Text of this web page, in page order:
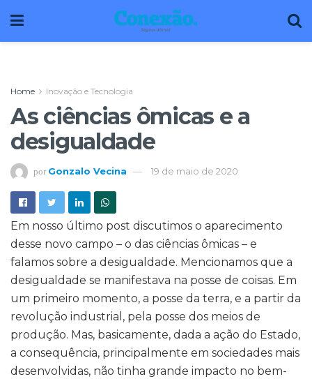
Home Inovação e Tecnologia
As ciências ômicas e a
desigualdade
por Gonzalo Vecina 19 de maio de 2020
Em nosso último post discutimos o aparecimento
desse novo campo – o das ciências ômicas – e
falamos sobre a desigualdade. Mencionamos que a
desigualdade se manifestava na posse de coisas. Em
um primeiro momento, a posse da terra, e a partir da
revolução industrial, pela posse dos meios de
produção. Mas, basicamente, dada a ação do Estado,
a consequência, principalmente em sociedades mais
desenvolvidas, não tinha grande impacto no bem-